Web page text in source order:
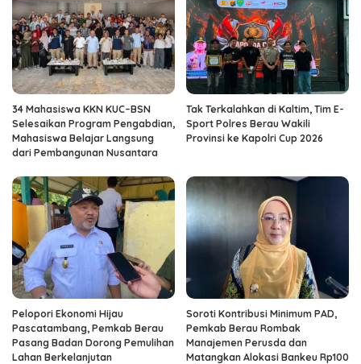
34 Mahasiswa KKN KUC–BSN
Selesaikan Program Pengabdian,
Mahasiswa Belajar Langsung
dari Pembangunan Nusantara
Tak Terkalahkan di Kaltim, Tim E-
Sport Polres Berau Wakili
Provinsi ke Kapolri Cup 2026
Pelopori Ekonomi Hijau
Pascatambang, Pemkab Berau
Pasang Badan Dorong Pemulihan
Lahan Berkelanjutan
Soroti Kontribusi Minimum PAD,
Pemkab Berau Rombak
Manajemen Perusda dan
Matangkan Alokasi Bankeu Rp100